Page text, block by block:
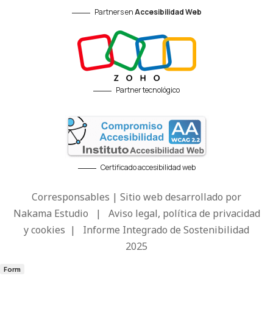
Partners enAccesibilidad Web
Partner tecnológico
Certificado accesibilidad web
Corresponsables | Sitio web desarrollado por
Nakama Estudio | Aviso legal, política de privacidad
y cookies | Informe Integrado de Sostenibilidad
2025
Form